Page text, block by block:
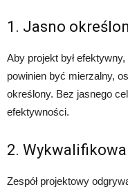
1. Jasno
Aby projekt był
powinien być mierzalny,
określony. Bez jasnego
efektywności.
2.
Zespół projektowy